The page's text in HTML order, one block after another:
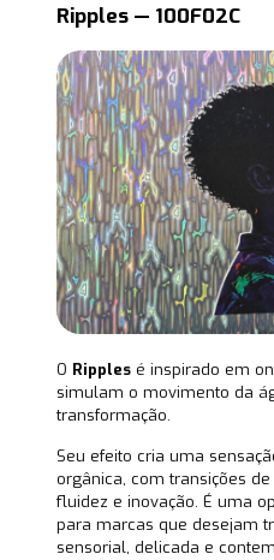
Ripples — 100F02C
O Ripplesé inspirado em
simulam o movimento da
transformação.
Seu efeito cria uma
orgânica, com transições
fluidez e inovação. É uma
para marcas que desejam
sensorial, delicada e